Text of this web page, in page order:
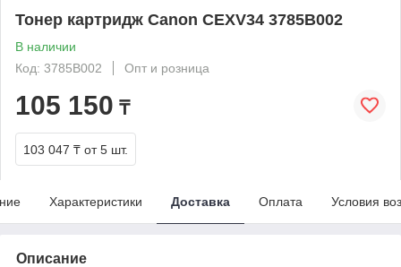
Тонер картридж Canon CEXV34 3785B002
В наличии
Код: 3785B002
Опт и розница
105 150 ₸
103 047 ₸ от 5 шт.
Характеристики Доставка Оплата Условия
Описание